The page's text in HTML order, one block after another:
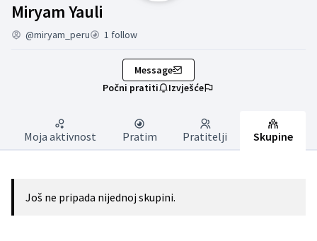
Miryam Yauli
@miryam_peru 1 follow
Message
Počni pratiti
Izvješće
Moja aktivnost Pratim Pratitelji Skupine
Još ne pripada nijednoj skupini.